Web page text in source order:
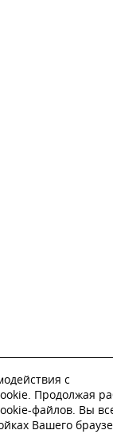
с
Продолжая
файлов. Вы
Вашего